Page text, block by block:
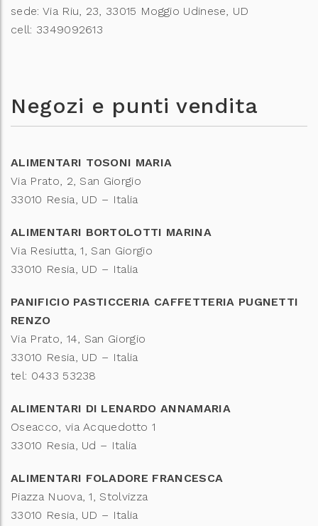
sede: Via Riu, 23, 33015 Moggio Udinese, UD
cell: 3349092613
Negozi e punti vendita
ALIMENTARI TOSONI MARIA
Via Prato, 2, San Giorgio
33010 Resia, UD – Italia
ALIMENTARI BORTOLOTTI MARINA
Via Resiutta, 1, San Giorgio
33010 Resia, UD – Italia
PANIFICIO PASTICCERIA CAFFETTERIA PUGNETTI
RENZO
Via Prato, 14, San Giorgio
33010 Resia, UD – Italia
tel: 0433 53238
ALIMENTARI DI LENARDO ANNAMARIA
Oseacco, via Acquedotto 1
33010 Resia, Ud – Italia
ALIMENTARI FOLADORE FRANCESCA
Piazza Nuova, 1, Stolvizza
33010 Resia, UD – Italia